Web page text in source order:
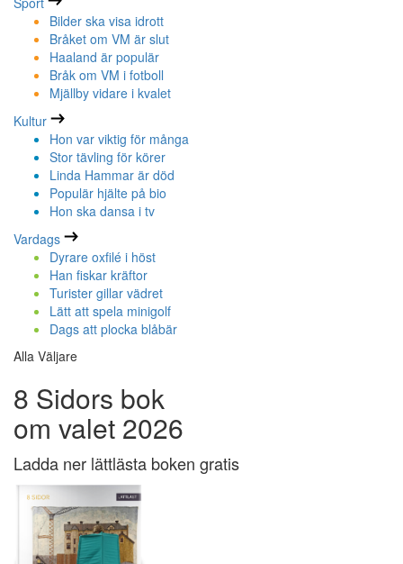
Bilder ska visa idrott
Bråket om VM är slut
Haaland är populär
Bråk om VM i fotboll
Mjällby vidare i kvalet
Kultur
Hon var viktig för många
Stor tävling för körer
Linda Hammar är död
Populär hjälte på bio
Hon ska dansa i tv
Vardags
Dyrare oxfilé i höst
Han fiskar kräftor
Turister gillar vädret
Lätt att spela minigolf
Dags att plocka blåbär
Alla Väljare
8 Sidors bok
om valet 2026
Ladda ner lättlästa boken gratis